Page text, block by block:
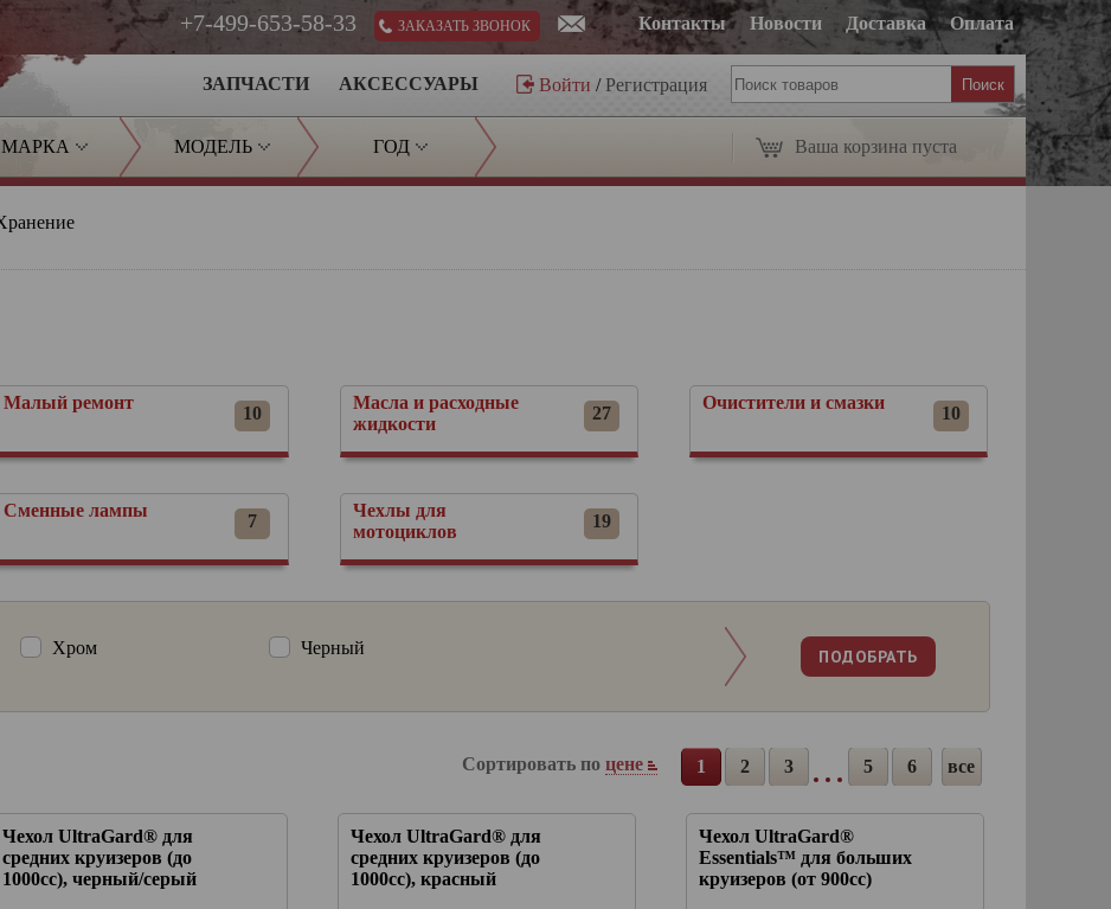
Оплата
Доставка
Новости
Контакты
ЗАКАЗАТЬ ЗВОНОК
+7-499-653-58-33
Войти /Регистрация
АКСЕССУАРЫ
ЗАПЧАСТИ
МАРКА МОДЕЛЬ ГОД Ваша корзина пуста
Малый ремонт
10
Масла и расходные
жидкости
27
Очистители и смазки
10
Сменные лампы
7
Чехлы для
мотоциклов
19
Хром Черный
1 2 3 5 6 все
Сортировать по цене
Чехол UltraGard® для
средних круизеров (до
1000сс), черный/серый
Чехол UltraGard® для
средних круизеров (до
1000сс), красный
Чехол UltraGard®
Essentials™ для больших
круизеров (от 900сс)